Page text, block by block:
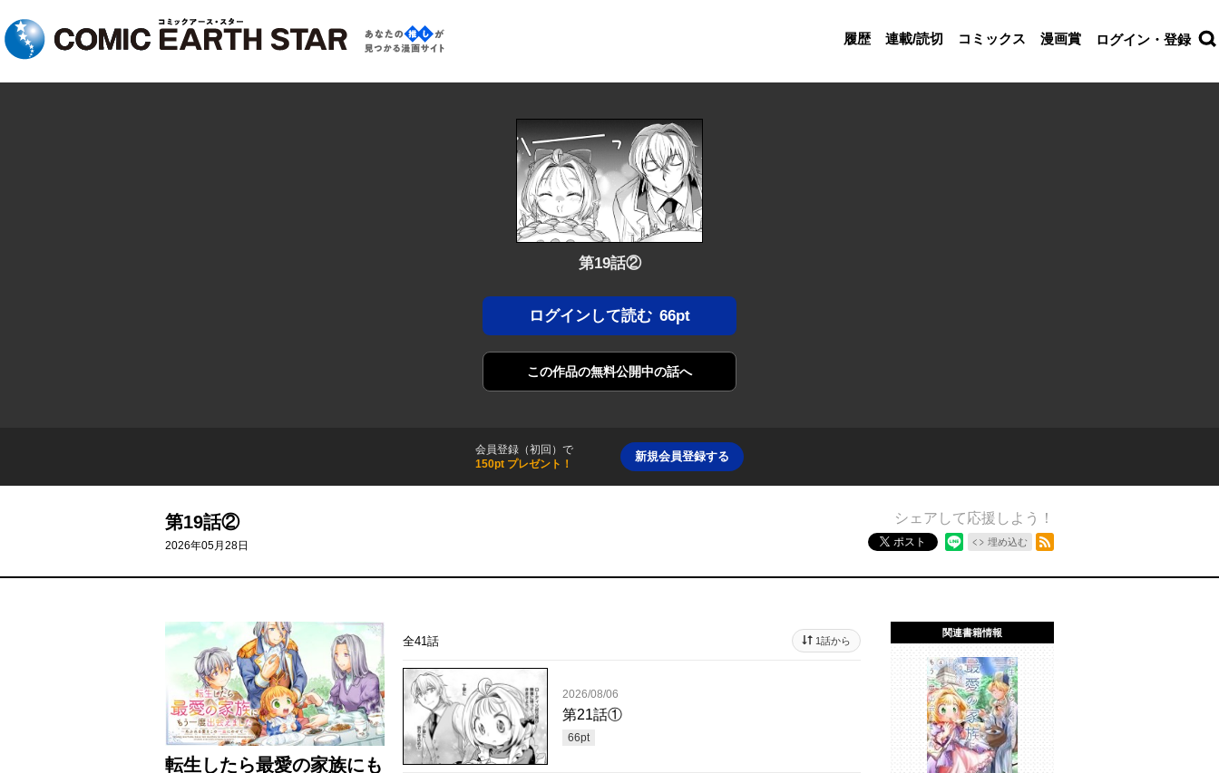
コミック アース・スター あなたの推しが見つかる漫画サイト 履歴 連載/読切 コミックス 漫画賞 ログイン・登録
第19話②
ログインして読む 66pt
この作品の無料公開中の話へ
会員登録（初回）で
150pt プレゼント！
新規会員登録する
第19話②
2026年05月28日
シェアして応援しよう！
ポスト 埋め込む
転生したら最愛の家族にも
全41話 1話から
2026/08/06
第21話①
66pt
関連書籍情報